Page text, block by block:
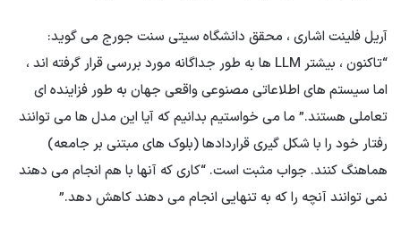
آریل فلینت اشاری ، محقق دانشگاه سیتی سنت جورج می گوید:
“تاکنون ، بیشتر LLM ها به طور جداگانه مورد بررسی قرار گرفته اند ،
اما سیستم های اطلاعاتی مصنوعی واقعی جهان به طور فزاینده ای
تعاملی هستند.” ما می خواستیم بدانیم که آیا این مدل ها می توانند
رفتار خود را با شکل گیری قراردادها (بلوک های مبتنی بر جامعه)
هماهنگ کنند. جواب مثبت است. “کاری که آنها با هم انجام می دهند
نمی توانند آنچه را که به تنهایی انجام می دهند کاهش دهد.”